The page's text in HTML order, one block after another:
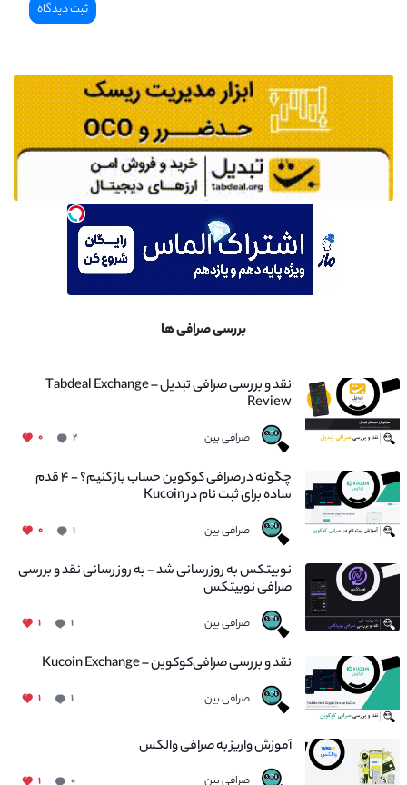
بررسی صرافی ها
نقد و بررسی صرافی تبدیل – Tabdeal Exchange
Review
صرافی بین ۲ ۰
چگونه در صرافی کوکوین حساب باز کنیم؟ - ۴ قدم
ساده برای ثبت نام در Kucoin
صرافی بین ۱ ۰
نوبیتکس به روزرسانی شد – به روز رسانی نقد و بررسی
صرافی نوبیتکس
صرافی بین ۱ ۱
نقد و بررسی صرافی‌کوکوین – Kucoin Exchange
صرافی بین ۱ ۱
آموزش واریز به صرافی والکس
صرافی بین ۰ ۱